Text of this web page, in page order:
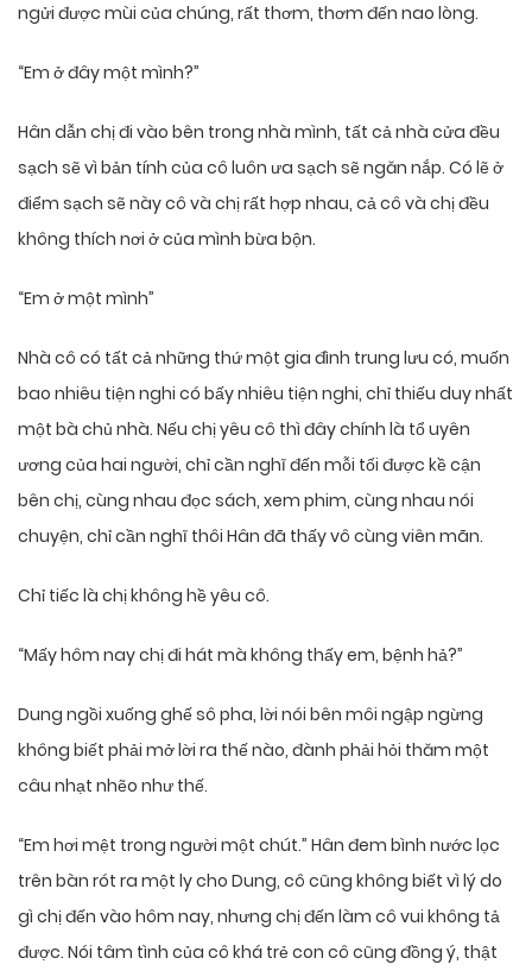
ngửi được mùi của chúng, rất thơm, thơm đến nao lòng.
“Em ở đây một mình?”
Hân dẫn chị đi vào bên trong nhà mình, tất cả nhà cửa đều
sạch sẽ vì bản tính của cô luôn ưa sạch sẽ ngăn nắp. Có lẽ ở
điểm sạch sẽ này cô và chị rất hợp nhau, cả cô và chị đều
không thích nơi ở của mình bừa bộn.
“Em ở một mình”
Nhà cô có tất cả những thứ một gia đình trung lưu có, muốn
bao nhiêu tiện nghi có bấy nhiêu tiện nghi, chỉ thiếu duy nhất
một bà chủ nhà. Nếu chị yêu cô thì đây chính là tổ uyên
ương của hai người, chỉ cần nghĩ đến mỗi tối được kề cận
bên chị, cùng nhau đọc sách, xem phim, cùng nhau nói
chuyện, chỉ cần nghĩ thôi Hân đã thấy vô cùng viên mãn.
Chỉ tiếc là chị không hề yêu cô.
“Mấy hôm nay chị đi hát mà không thấy em, bệnh hả?”
Dung ngồi xuống ghế sô pha, lời nói bên môi ngập ngừng
không biết phải mở lời ra thế nào, đành phải hỏi thăm một
câu nhạt nhẽo như thế.
“Em hơi mệt trong người một chút.” Hân đem bình nước lọc
trên bàn rót ra một ly cho Dung, cô cũng không biết vì lý do
gì chị đến vào hôm nay, nhưng chị đến làm cô vui không tả
được. Nói tâm tình của cô khá trẻ con cô cũng đồng ý, thật